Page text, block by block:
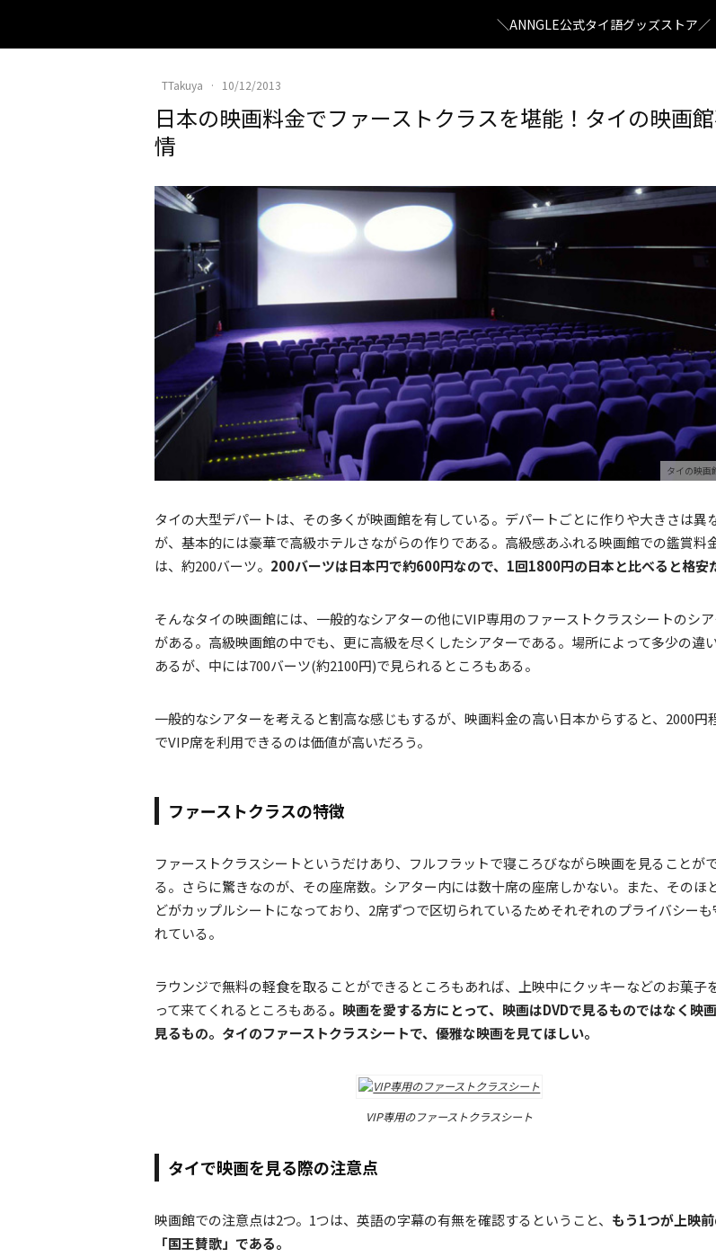
＼ANNGLE公式タイ語グッズストア／
TTakuya · 10/12/2013
日本の映画料金でファーストクラスを堪能！タイの映画
情
タイの映画
タイの大型デパートは、その多くが映画館を有している。デパートごとに作りや大きさは異
が、基本的には豪華で高級ホテルさながらの作りである。高級感あふれる映画館での鑑賞料
は、約200バーツ。 200バーツは日本円で約600円なので、1回1800円の日本と比べると格安
そんなタイの映画館には、一般的なシアターの他にVIP専用のファーストクラスシートのシ
がある。高級映画館の中でも、更に高級を尽くしたシアターである。場所によって多少の違
あるが、中には700バーツ(約2100円)で見られるところもある。
一般的なシアターを考えると割高な感じもするが、映画料金の高い日本からすると、2000円
でVIP席を利用できるのは価値が高いだろう。
ファーストクラスの特徴
ファーストクラスシートというだけあり、フルフラットで寝ころびながら映画を見ることが
る。さらに驚きなのが、その座席数。シアター内には数十席の座席しかない。また、そのほ
どがカップルシートになっており、2席ずつで区切られているためそれぞれのプライバシーも
れている。
ラウンジで無料の軽食を取ることができるところもあれば、上映中にクッキーなどのお菓子
って来てくれるところもある。映画を愛する方にとって、映画はDVDで見るものではなく映
見るもの。タイのファーストクラスシートで、優雅な映画を見てほしい。
VIP専用のファーストクラスシート
タイで映画を見る際の注意点
映画館での注意点は2つ。1つは、英語の字幕の有無を確認するということ、 もう1つが上映
「国王賛歌」である。